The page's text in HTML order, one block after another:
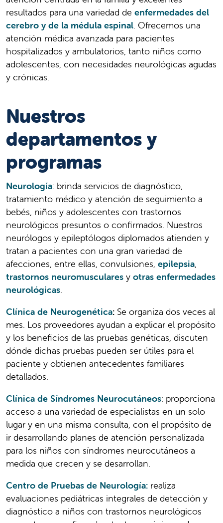
resultados para una variedad de enfermedades del
cerebro y de la médula espinal. Ofrecemos una
atención médica avanzada para pacientes
hospitalizados y ambulatorios, tanto niños como
adolescentes, con necesidades neurológicas agudas
y crónicas.
Nuestros
departamentos y
programas
Neurología: brinda servicios de diagnóstico,
tratamiento médico y atención de seguimiento a
bebés, niños y adolescentes con trastornos
neurológicos presuntos o confirmados. Nuestros
neurólogos y epileptólogos diplomados atienden y
tratan a pacientes con una gran variedad de
afecciones, entre ellas, convulsiones, epilepsia,
trastornos neuromusculares y otras enfermedades
neurológicas.
Clínica de Neurogenética: Se organiza dos veces al
mes. Los proveedores ayudan a explicar el propósito
y los beneficios de las pruebas genéticas, discuten
dónde dichas pruebas pueden ser útiles para el
paciente y obtienen antecedentes familiares
detallados.
Clínica de Síndromes Neurocutáneos: proporciona
acceso a una variedad de especialistas en un solo
lugar y en una misma consulta, con el propósito de
ir desarrollando planes de atención personalizada
para los niños con síndromes neurocutáneos a
medida que crecen y se desarrollan.
Centro de Pruebas de Neurología: realiza
evaluaciones pediátricas integrales de detección y
diagnóstico a niños con trastornos neurológicos